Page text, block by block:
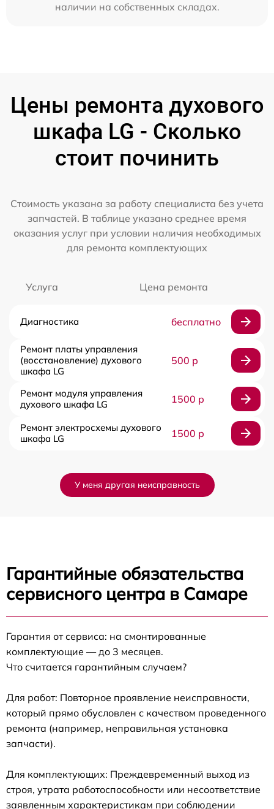
наличии на собственных складах.
Цены ремонта духового
шкафа LG - Сколько
стоит починить
Стоимость указана за работу специалиста без учета
запчастей. В таблице указано среднее время
оказания услуг при условии наличия необходимых
для ремонта комплектующих
Услуга Цена ремонта
Диагностика бесплатно
Ремонт платы управления
(восстановление) духового
шкафа LG
500 р
Ремонт модуля управления
духового шкафа LG
1500 р
Ремонт электросхемы духового
шкафа LG
1500 р
У меня другая неисправность
Гарантийные обязательства
сервисного центра в Самаре
Гарантия от сервиса: на смонтированные
комплектующие — до 3 месяцев.
Что считается гарантийным случаем?
Для работ: Повторное проявление неисправности,
который прямо обусловлен с качеством проведенного
ремонта (например, неправильная установка
запчасти).
Для комплектующих: Преждевременный выход из
строя, утрата работоспособности или несоответствие
заявленным характеристикам при соблюдении